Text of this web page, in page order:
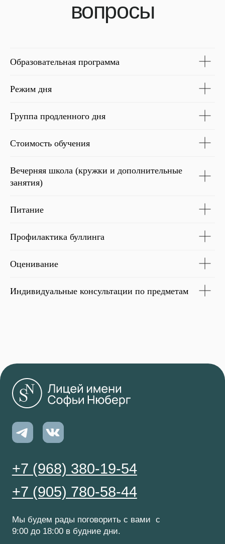
Образовательная программа
Режим дня
Группа продленного дня
Стоимость обучения
Вечерняя школа (кружки и дополнительные
занятия)
Питание
Профилактика буллинга
Оценивание
Индивидуальные консультации по предметам